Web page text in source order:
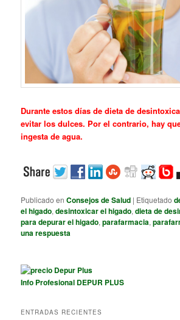
Durante estos días de dieta de
evitar los dulces. Por el contrario, hay
ingesta de agua.
Publicado en Consejos de Salud | Etiquetado
el higado,desintoxicar el higado,dieta de
para depurar el higado,parafarmacia,
una respuesta
Info Profesional DEPUR PLUS
ENTRADAS RECIENTES